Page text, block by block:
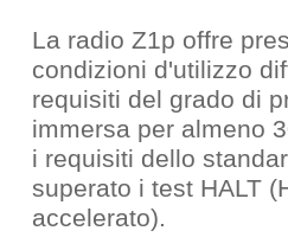
La radio Z1p offre
condizioni d'utilizzo
requisiti del grado di
immersa per almeno
i requisiti dello
superato i test HALT
accelerato).